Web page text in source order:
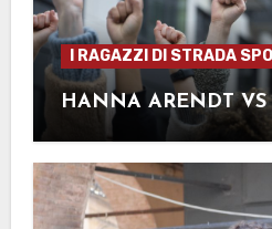
I RAGAZZI DI STRADA
HANNA ARENDT